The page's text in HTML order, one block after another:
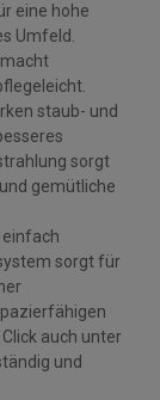
eine hohe
Umfeld.
staub- und
sorgt
gemütliche
einfach
sorgt für
auch unter
und